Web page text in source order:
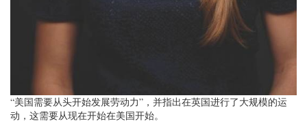
“美国需要从头开始发展劳动力”，并指出在英国进行了大规模的运
动，这需要从现在开始在美国开始。